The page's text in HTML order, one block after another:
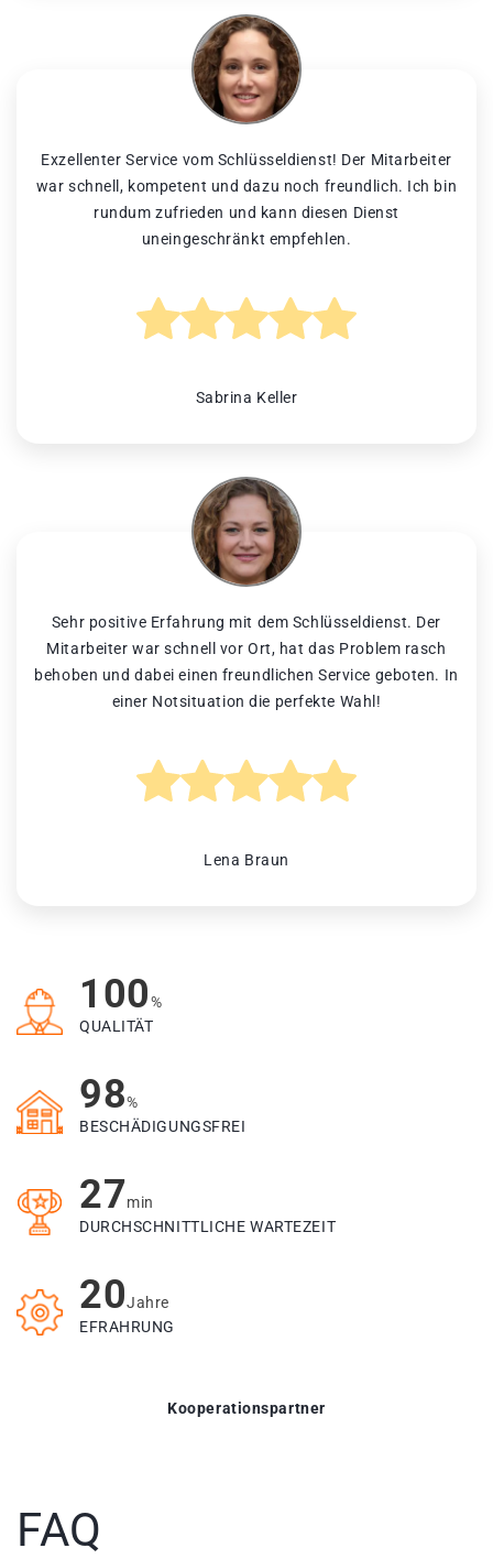
Exzellenter Service vom Schlüsseldienst! Der Mitarbeiter
war schnell, kompetent und dazu noch freundlich. Ich bin
rundum zufrieden und kann diesen Dienst
uneingeschränkt empfehlen.
Sabrina Keller
Sehr positive Erfahrung mit dem Schlüsseldienst. Der
Mitarbeiter war schnell vor Ort, hat das Problem rasch
behoben und dabei einen freundlichen Service geboten. In
einer Notsituation die perfekte Wahl!
Lena Braun
100%
QUALITÄT
98%
BESCHÄDIGUNGSFREI
27min
DURCHSCHNITTLICHE WARTEZEIT
20Jahre
EFRAHRUNG
Kooperationspartner
FAQ